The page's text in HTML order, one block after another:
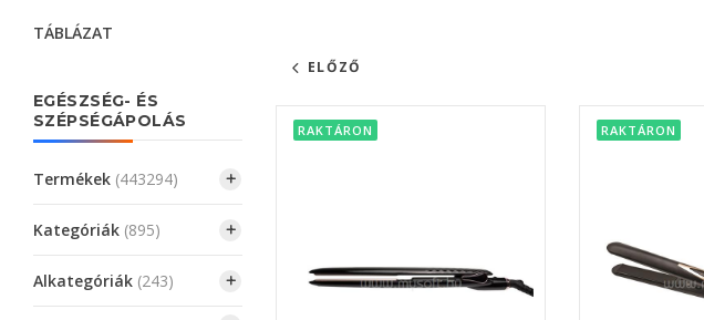
TÁBLÁZAT
EGÉSZSÉG- ÉS
SZÉPSÉGÁPOLÁS
Termékek (443294)
Kategóriák (895)
Alkategóriák (243)
ELŐZŐ
RAKTÁRON RAKTÁRON